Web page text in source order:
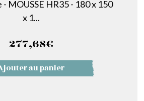
MOUSSE HR35 - 180 x 150
x 1...
277,68€
au panier